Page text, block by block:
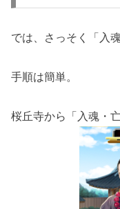
では、さっそく「入
手順は簡単。
桜丘寺から「入魂・